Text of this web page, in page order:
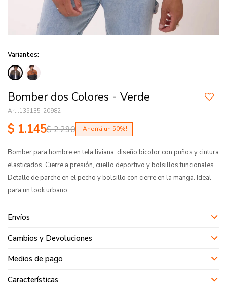
Bomber dos Colores - Verde
135135-20982
$ 1.145$2.290 50
Bomber para hombre en tela liviana, diseño bicolor con puños y cintura
elasticados. Cierre a presión, cuello deportivo y bolsillos funcionales.
Detalle de parche en el pecho y bolsillo con cierre en la manga. Ideal
para un look urbano.
Variantes:
Envíos
Cambios y Devoluciones
Medios de pago
Características